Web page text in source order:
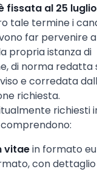
fissata al 25
tale termine i
far pervenire
propria istanza di
di norma redatta
e corredata
richiesta.
richiesti
vitaein formato
con dettaglio